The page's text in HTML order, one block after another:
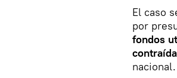
El caso
por
fondos
nacional.